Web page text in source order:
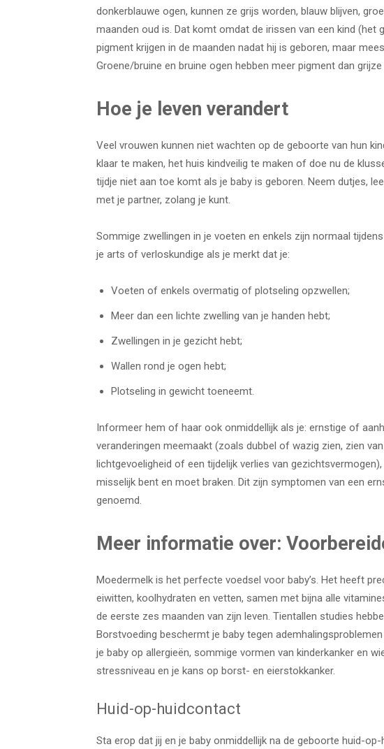
donkerblauwe ogen, kunnen ze grijs worden, blauw blijven,
maanden oud is. Dat komt omdat de irissen van een kind (het
pigment krijgen in de maanden nadat hij is geboren, maar
Groene/bruine en bruine ogen hebben meer pigment dan
Hoe je leven verandert
Veel vrouwen kunnen niet wachten op de geboorte van hun
klaar te maken, het huis kindveilig te maken of doe nu de
tijdje niet aan toe komt als je baby is geboren. Neem dutjes,
met je partner, zolang je kunt.
Sommige zwellingen in je voeten en enkels zijn normaal
je arts of verloskundige als je merkt dat je:
Voeten of enkels overmatig of plotseling opzwellen;
Meer dan een lichte zwelling van je handen hebt;
Zwellingen in je gezicht hebt;
Wallen rond je ogen hebt;
Plotseling in gewicht toeneemt.
Informeer hem of haar ook onmiddellijk als je: ernstige of
veranderingen meemaakt (zoals dubbel of wazig zien, zien
lichtgevoeligheid of een tijdelijk verlies van
misselijk bent en moet braken. Dit zijn symptomen van een
genoemd.
Meer informatie over:
Moedermelk is het perfecte voedsel voor baby’s. Het heeft
eiwitten, koolhydraten en vetten, samen met bijna alle
de eerste zes maanden van zijn leven. Tientallen studies
Borstvoeding beschermt je baby tegen
je baby op allergieën, sommige vormen van kinderkanker en
stressniveau en je kans op borst- en eierstokkanker.
Huid-op-huidcontact
Sta erop dat jij en je baby onmiddellijk na de geboorte huid-